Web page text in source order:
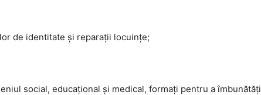
de identitate și reparații locuințe;
social, educațional și medical, formați pentru a îmbunătăți